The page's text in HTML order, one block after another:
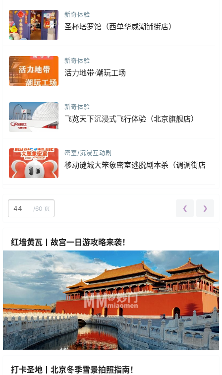
新奇体验
圣杯塔罗馆（西单华威潮铺街店）
新奇体验
活力地带·潮玩工场
新奇体验
飞览天下沉浸式飞行体验（北京旗舰店）
密室/沉浸互动剧
移动谜城大笨象密室逃脱剧本杀（调调街店
/60 页 ❮ ❯
红墙黄瓦丨故宫一日游攻略来袭！
打卡圣地丨北京冬季雪景拍照指南！